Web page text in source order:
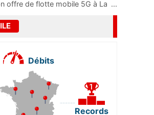
offre de flotte mobile 5G à La ...
Débits
Records